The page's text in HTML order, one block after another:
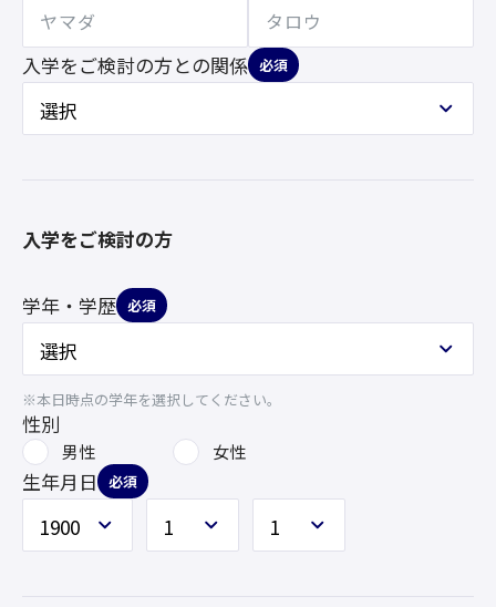
入学をご検討の方との関係 必須
入学をご検討の方
学年・学歴 必須
※本日時点の学年を選択してください。
性別
男性 女性
生年月日 必須